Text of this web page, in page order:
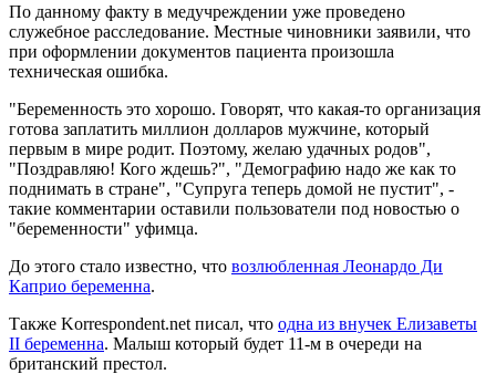
По данному факту в медучреждении уже проведено
служебное расследование. Местные чиновники заявили, что
при оформлении документов пациента произошла
техническая ошибка.
"Беременность это хорошо. Говорят, что какая-то организация
готова заплатить миллион долларов мужчине, который
первым в мире родит. Поэтому, желаю удачных родов",
"Поздравляю! Кого ждешь?", "Демографию надо же как то
поднимать в стране", "Супруга теперь домой не пустит", -
такие комментарии оставили пользователи под новостью о
"беременности" уфимца.
До этого стало известно, что возлюбленная Леонардо Ди
Каприо беременна.
Также Korrespondent.net писал, что одна из внучек Елизаветы
II беременна. Малыш который будет 11-м в очереди на
британский престол.